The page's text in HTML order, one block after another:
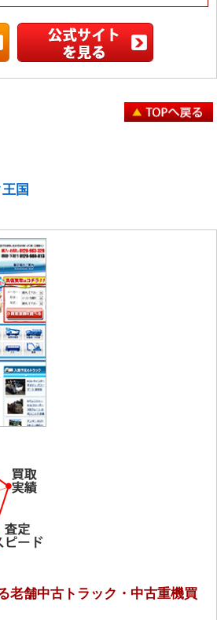
国
老舗中古トラック・中古重機買